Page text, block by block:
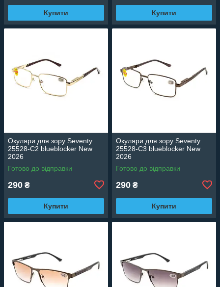
Купити Купити
Окуляри для зору Seventy
25528-C2 blueblocker New
2026
Готово до відправки
290 ₴
Купити
Окуляри для зору Seventy
25528-C3 blueblocker New
2026
Готово до відправки
290 ₴
Купити